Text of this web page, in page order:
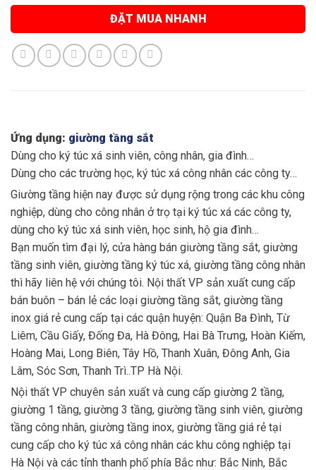
ĐẶT MUA NHANH
Ứng dụng: giường tầng sắt
Dùng cho ký túc xá sinh viên, công nhân, gia đình…
Dùng cho các trường học, ký túc xá công nhân các công ty…
Giường tầng hiện nay được sử dụng rộng trong các khu công
nghiệp, dùng cho công nhân ở trọ tại ký túc xá các công ty,
dùng cho ký túc xá sinh viên, học sinh, hộ gia đình…
Bạn muốn tìm đại lý, cửa hàng bán giường tầng sắt, giường
tầng sinh viên, giường tầng ký túc xá, giường tầng công nhân
thì hãy liên hệ với chúng tôi. Nội thất VP sản xuất cung cấp
bán buôn – bán lẻ các loại giường tầng sắt, giường tầng
inox giá rẻ cung cấp tại các quận huyện: Quận Ba Đình, Từ
Liêm, Cầu Giấy, Đống Đa, Hà Đông, Hai Bà Trưng, Hoàn Kiếm,
Hoàng Mai, Long Biên, Tây Hồ, Thanh Xuân, Đông Anh, Gia
Lâm, Sóc Sơn, Thanh Trì..TP Hà Nội.
Nội thất VP chuyên sản xuất và cung cấp giường 2 tầng,
giường 1 tầng, giường 3 tầng, giường tầng sinh viên, giường
tầng công nhân, giường tầng inox, giường tầng giá rẻ tại
cung cấp cho ký túc xá công nhân các khu công nghiệp tại
Hà Nội và các tỉnh thanh phố phía Bắc như: Bắc Ninh, Bắc